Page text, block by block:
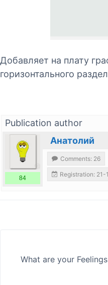
Добавляет на плату
горизонтального
Publication author
Анатолий
84
Comments: 26
Registration: 21-
What are your Feelings